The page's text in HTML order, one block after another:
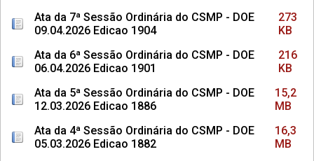
Ata da 7ª Sessão Ordinária do CSMP - DOE
09.04.2026 Edicao 1904
273
KB
Ata da 6ª Sessão Ordinária do CSMP - DOE
06.04.2026 Edicao 1901
216
KB
Ata da 5ª Sessão Ordinária do CSMP - DOE
12.03.2026 Edicao 1886
15,2
MB
Ata da 4ª Sessão Ordinária do CSMP - DOE
05.03.2026 Edicao 1882
16,3
MB